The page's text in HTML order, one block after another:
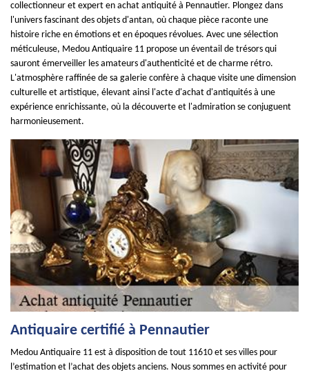
collectionneur et expert en achat antiquité à Pennautier. Plongez dans
l'univers fascinant des objets d'antan, où chaque pièce raconte une
histoire riche en émotions et en époques révolues. Avec une sélection
méticuleuse, Medou Antiquaire 11 propose un éventail de trésors qui
sauront émerveiller les amateurs d'authenticité et de charme rétro.
L'atmosphère raffinée de sa galerie confère à chaque visite une dimension
culturelle et artistique, élevant ainsi l'acte d'achat d'antiquités à une
expérience enrichissante, où la découverte et l'admiration se conjuguent
harmonieusement.
Antiquaire certifié à Pennautier
Medou Antiquaire 11 est à disposition de tout 11610 et ses villes pour
l’estimation et l’achat des objets anciens. Nous sommes en activité pour